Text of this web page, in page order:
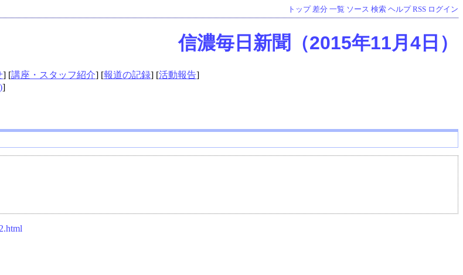
トップ 差分 一覧 ソース 検索 ヘルプ RSS ログイン
信濃毎日新聞（2015年11月4日）
] [講座・スタッフ紹介] [報道の記録] [活動報告]
]